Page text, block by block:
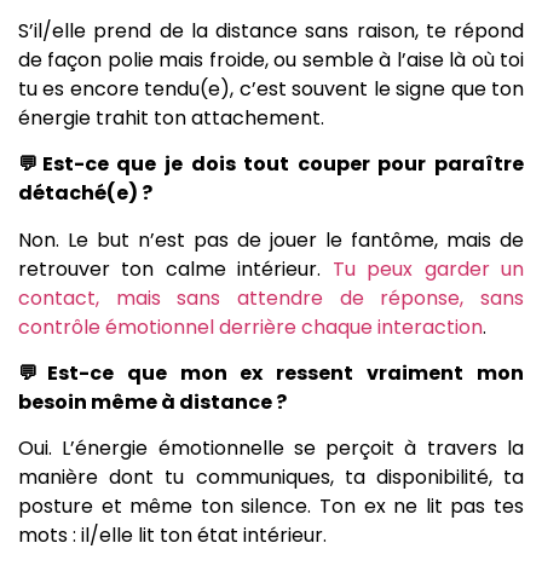
S’il/elle prend de la distance sans raison, te répond
de façon polie mais froide, ou semble à l’aise là où toi
tu es encore tendu(e), c’est souvent le signe que ton
énergie trahit ton attachement.
💬Est-ce que je dois tout couper pour paraître
détaché(e) ?
Non. Le but n’est pas de jouer le fantôme, mais de
retrouver ton calme intérieur. Tu peux garder un
contact, mais sans attendre de réponse, sans
contrôle émotionnel derrière chaque interaction.
💬Est-ce que mon ex ressent vraiment mon
besoin même à distance ?
Oui. L’énergie émotionnelle se perçoit à travers la
manière dont tu communiques, ta disponibilité, ta
posture et même ton silence. Ton ex ne lit pas tes
mots : il/elle lit ton état intérieur.